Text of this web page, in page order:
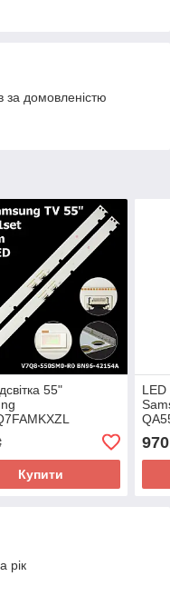
за домовленістю
55"
Купити
LED
970
рік